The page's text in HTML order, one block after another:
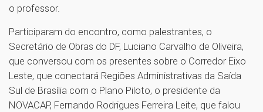
o professor.
Participaram do encontro, como palestrantes, o
Secretário de Obras do DF, Luciano Carvalho de Oliveira,
que conversou com os presentes sobre o Corredor Eixo
Leste, que conectará Regiões Administrativas da Saída
Sul de Brasília com o Plano Piloto, o presidente da
NOVACAP, Fernando Rodrigues Ferreira Leite, que falou